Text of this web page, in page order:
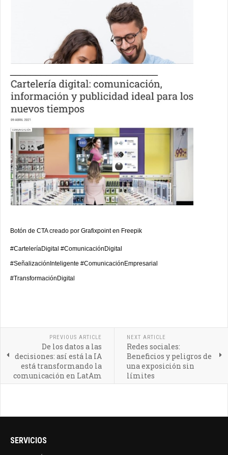
Botón de CTA creado por Grafixpoint en Freepik
#CarteleríaDigital #ComunicaciónDigital
#SeñalizaciónInteligente #ComunicaciónEmpresarial
#TransformaciónDigital
PREVIOUS ARTICLE
De los datos a las
decisiones: así está la IA
está transformando la
comunicación en LatAm
NEXT ARTICLE
Redes sociales:
Beneficios y peligros de
una exposición sin
límites
SERVICIOS